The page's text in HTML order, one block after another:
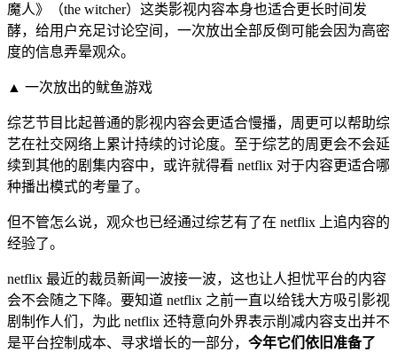
魔人》（the witcher）这类影视内容本身也适合更长时间发
酵，给用户充足讨论空间，一次放出全部反倒可能会因为高密
度的信息弄晕观众。
▲ 一次放出的鱿鱼游戏
综艺节目比起普通的影视内容会更适合慢播，周更可以帮助综
艺在社交网络上累计持续的讨论度。至于综艺的周更会不会延
续到其他的剧集内容中，或许就得看 netflix 对于内容更适合哪
种播出模式的考量了。
但不管怎么说，观众也已经通过综艺有了在 netflix 上追内容的
经验了。
netflix 最近的裁员新闻一波接一波，这也让人担忧平台的内容
会不会随之下降。要知道 netflix 之前一直以给钱大方吸引影视
剧制作人们，为此 netflix 还特意向外界表示削减内容支出并不
是平台控制成本、寻求增长的一部分， 今年它们依旧准备了